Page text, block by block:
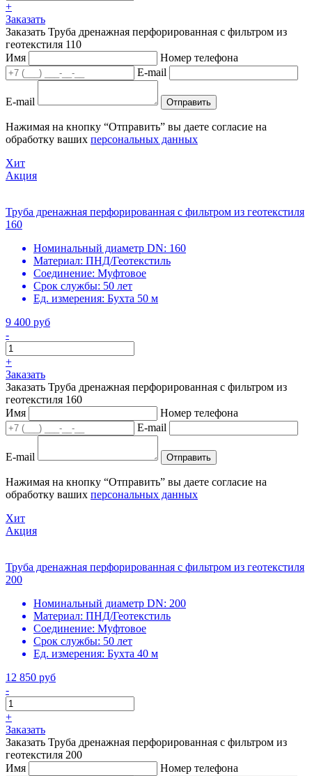
+
Заказать
Заказать Труба дренажная перфорированная с фильтром из
геотекстиля 110
Имя
Номер телефона
E-mail
E-mail Отправить
Нажимая на кнопку “Отправить” вы даете согласие на
обработку ваших персональных данных
Хит
Акция
Труба дренажная перфорированная с фильтром из геотекстиля
160
Номинальный диаметр DN: 160
Материал: ПНД/Геотекстиль
Соединение: Муфтовое
Срок службы: 50 лет
Ед. измерения: Бухта 50 м
9 400 руб
-
+
Заказать
Заказать Труба дренажная перфорированная с фильтром из
геотекстиля 160
Имя
Номер телефона
E-mail
E-mail Отправить
Нажимая на кнопку “Отправить” вы даете согласие на
обработку ваших персональных данных
Хит
Акция
Труба дренажная перфорированная с фильтром из геотекстиля
200
Номинальный диаметр DN: 200
Материал: ПНД/Геотекстиль
Соединение: Муфтовое
Срок службы: 50 лет
Ед. измерения: Бухта 40 м
12 850 руб
-
+
Заказать
Заказать Труба дренажная перфорированная с фильтром из
геотекстиля 200
Имя
Номер телефона